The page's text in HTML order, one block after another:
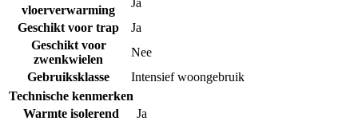
vloerverwarming
Geschikt voor trap
Ja
Geschikt voor
zwenkwielen
Nee
Gebruiksklasse
Intensief woongebruik
Technische kenmerken
Warmte isolerend
Ja